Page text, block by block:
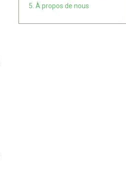
5. À propos de nous